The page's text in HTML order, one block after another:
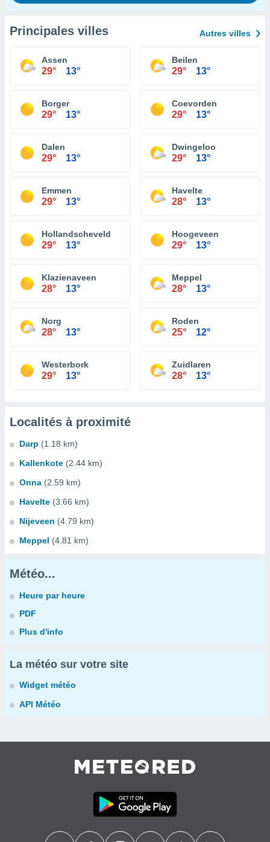
Principales villes Autres villes
Assen
29° 13°
Beilen
29° 13°
Borger
29° 13°
Coevorden
29° 13°
Dalen
29° 13°
Dwingeloo
29° 13°
Emmen
29° 13°
Havelte
28° 13°
Hollandscheveld
29° 13°
Hoogeveen
29° 13°
Klazienaveen
28° 13°
Meppel
28° 13°
Norg
28° 13°
Roden
25° 12°
Westerbork
29° 13°
Zuidlaren
28° 13°
Localités à proximité
Darp (1.18 km)
Kallenkote (2.44 km)
Onna (2.59 km)
Havelte (3.66 km)
Nijeveen (4.79 km)
Meppel (4.81 km)
Météo...
Heure par heure
PDF
Plus d'info
La météo sur votre site
Widget météo
API Météo